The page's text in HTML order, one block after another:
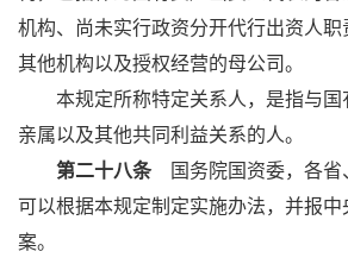
机构、尚未实行政资分开代行出资人
其他机构以及授权经营的母公司。
本规定所称特定关系人，是指与国
亲属以及其他共同利益关系的人。
第二十八条国务院国资委，各省
可以根据本规定制定实施办法，并报
案。